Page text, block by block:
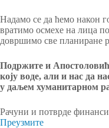
Надамо се да ћемо након
вратимо осмехе на лица
довршимо све планиране
Подржите и
коју воде, али и нас да
у даљем хуманитарном
Рачуни и потврде
Преузмите